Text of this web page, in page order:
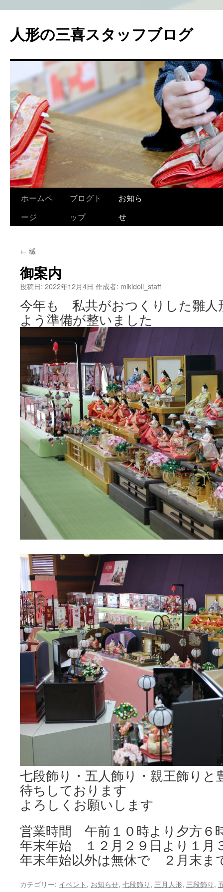
人形の三喜スタッフブログ
ン
ツ
へ
ス
キ
ッ
ホームペ
ージ
ブログト
ップ
お知ら
せ
← 縅
御案内
投稿日: 2022年12月4日 作成者: mikidoll_staff
今年も 私共がおつくりした雛人
よう準備が整いました
七段飾り・五人飾り・親王飾りと
待ちしております
よろしくお願いします
営業時間 午前１０時より夕方６
年末年始 １２月２９日より１月
年末年始以外は無休で ２月末ま
カテゴリー: イベント, お知らせ, 七段飾り, 三月人形, 三段飾り,